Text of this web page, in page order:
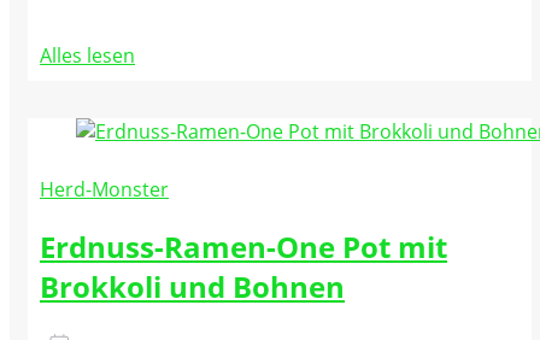
Alles lesen
Herd-Monster
Erdnuss-Ramen-One Pot mit
Brokkoli und Bohnen